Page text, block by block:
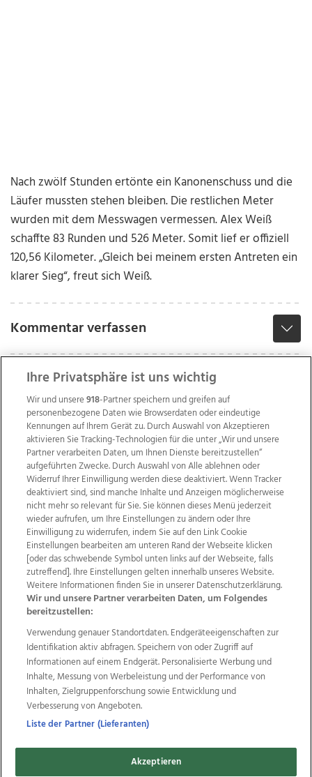
Nach zwölf Stunden ertönte ein Kanonenschuss und die
Läufer mussten stehen bleiben. Die restlichen Meter
wurden mit dem Messwagen vermessen. Alex Weiß
schaffte 83 Runden und 526 Meter. Somit lief er offiziell
120,56 Kilometer. „Gleich bei meinem ersten Antreten ein
klarer Sieg“, freut sich Weiß.
Kommentar verfassen
Wir über uns Mediadaten Kontakt
Jobs
Datenschutz
Impressum
AGB Anzeigekunden
AGB Website
Ehrenkodex Politische Werbung
Weitere Angebote des Medienhauses Wimmer
TV1 di-mog-i.at OÖNow
Ischler Woche
Life Radio
OÖNachrichten
OÖN Immobilien
OÖN Karriere
OÖN Reise
Promenaden Galerien
Regionaljobs
wasistlos.at wirtrauern.at
Copyrights © 2026 Tips Zeitungs GmbH & Co KG
Ihre Privatsphäre ist uns wichtig
Wir und unsere918-Partner speichern und greifen auf
personenbezogene Daten wie Browserdaten oder eindeutige
Kennungen auf Ihrem Gerät zu. Durch Auswahl von Akzeptieren
aktivieren Sie Tracking-Technologien für die unter „Wir und unsere
Partner verarbeiten Daten, um Ihnen Dienste bereitzustellen“
aufgeführten Zwecke. Durch Auswahl von Alle ablehnen oder
Widerruf Ihrer Einwilligung werden diese deaktiviert. Wenn Tracker
deaktiviert sind, sind manche Inhalte und Anzeigen möglicherweise
nicht mehr so relevant für Sie. Sie können dieses Menü jederzeit
wieder aufrufen, um Ihre Einstellungen zu ändern oder Ihre
Einwilligung zu widerrufen, indem Sie auf den Link Cookie
Einstellungen bearbeiten am unteren Rand der Webseite klicken
[oder das schwebende Symbol unten links auf der Webseite, falls
zutreffend]. Ihre Einstellungen gelten innerhalb unseres Website.
Weitere Informationen finden Sie in unserer Datenschutzerklärung.
Wir und unsere Partner verarbeiten Daten, um Folgendes
bereitzustellen:
Verwendung genauer Standortdaten. Endgeräteeigenschaften zur
Identifikation aktiv abfragen. Speichern von oder Zugriff auf
Informationen auf einem Endgerät. Personalisierte Werbung und
Inhalte, Messung von Werbeleistung und der Performance von
Inhalten, Zielgruppenforschung sowie Entwicklung und
Verbesserung von Angeboten.
Liste der Partner (Lieferanten)
Akzeptieren